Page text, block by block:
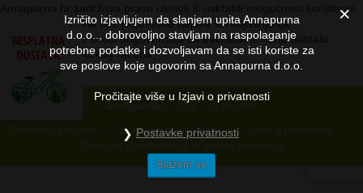
Annapurna.hr zadržava pravo ukinuti ili uskratiti mogućnost korištenja
korisničkog računa bez prethodne najave ili/i objašnjenja.
Annapurna.hr ne snosi odgovornost za eventualnu štetu nastalu
ukidanjem korisničkog računa.
Annapurna © 2026 - by
Opći uvijeti korištenja /
Izričito izjavljujem da slanjem upita Annapurna
d.o.o.., dobrovoljno stavljam na raspolaganje
potrebne podatke i dozvoljavam da se isti koriste za
sve poslove koje ugovorim sa Annapurna d.o.o.
Pročitajte više u Izjavi o privatnosti
Postavke privatnosti
Slažem se